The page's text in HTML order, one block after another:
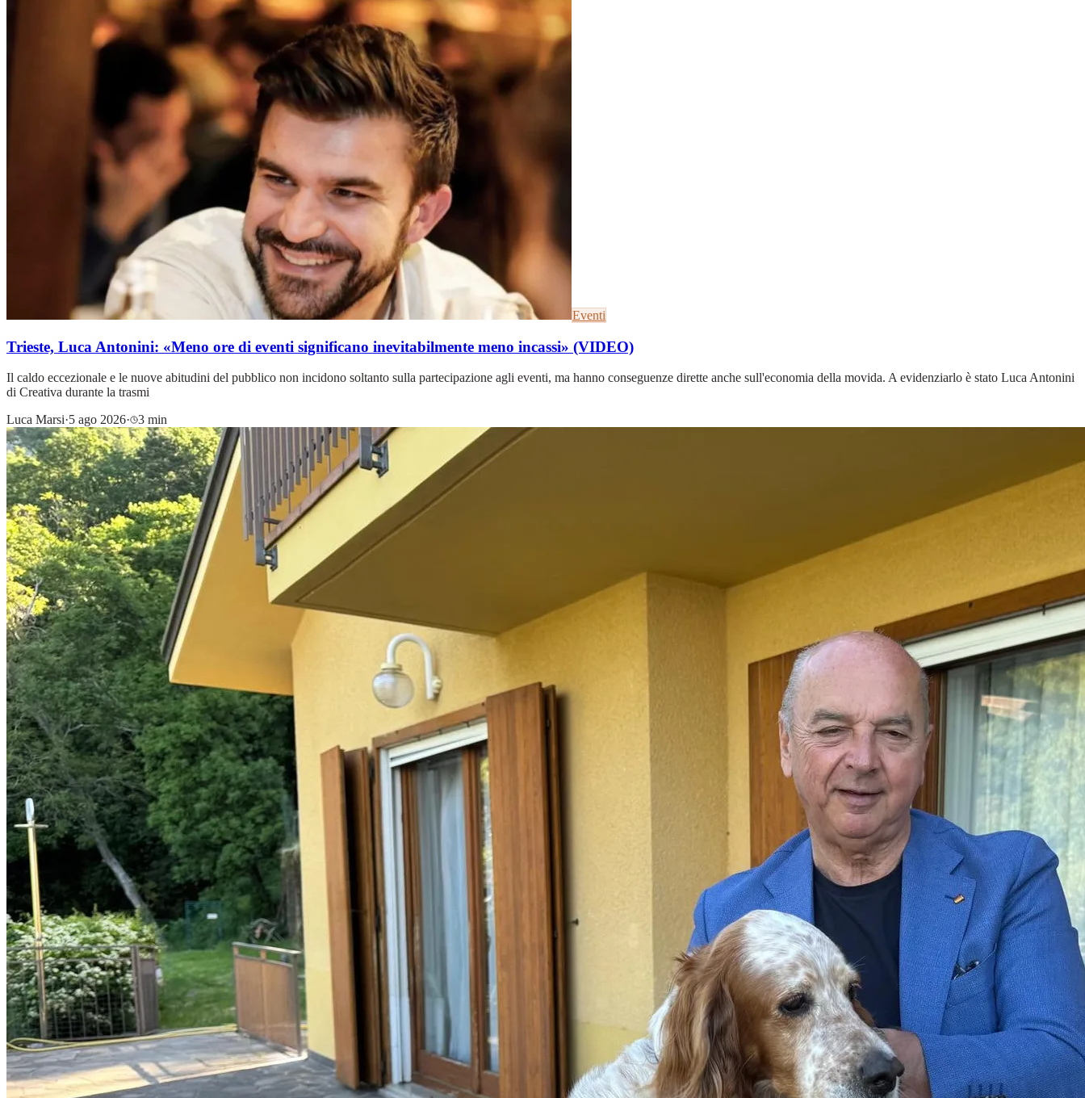
Eventi
Trieste, Luca Antonini: «Meno ore di eventi significano inevitabilmente meno incassi» (VIDEO)
Il caldo eccezionale e le nuove abitudini del pubblico non incidono soltanto sulla partecipazione agli eventi, ma hanno conseguenze dirette anche sull'economia della movida. A evidenziarlo è stato Luca Antonini
di Creativa durante la trasmi
Luca Marsi·5 ago 2026· 3 min